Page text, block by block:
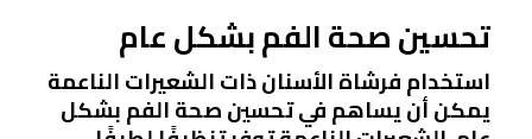
تحسين صحة الفم بشكل عام
استخدام فرشاة الأسنان ذات الشعيرات الناعمة
يمكن أن يساهم في تحسين صحة الفم بشكل